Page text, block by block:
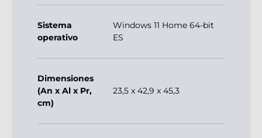
Sistema
operativo
Windows 11 Home 64-bit
ES
Dimensiones
(An x Al x Pr,
cm)
23,5 x 42,9 x 45,3